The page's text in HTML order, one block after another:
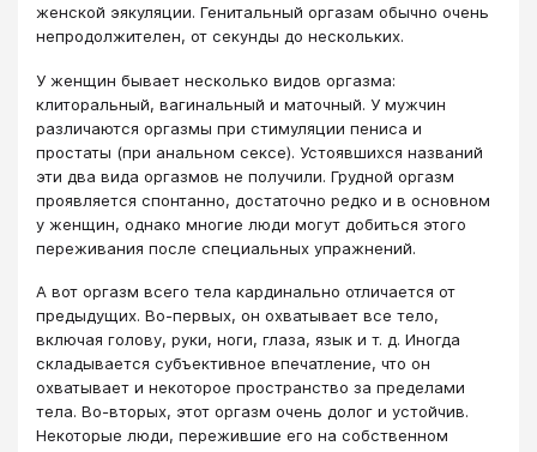
женской эякуляции. Генитальный оргазам обычно очень
непродолжителен, от секунды до нескольких.
У женщин бывает несколько видов оргазма:
клиторальный, вагинальный и маточный. У мужчин
различаются оргазмы при стимуляции пениса и
простаты (при анальном сексе). Устоявшихся названий
эти два вида оргазмов не получили. Грудной оргазм
проявляется спонтанно, достаточно редко и в основном
у женщин, однако многие люди могут добиться этого
переживания после специальных упражнений.
А вот оргазм всего тела кардинально отличается от
предыдущих. Во-первых, он охватывает все тело,
включая голову, руки, ноги, глаза, язык и т. д. Иногда
складывается субъективное впечатление, что он
охватывает и некоторое пространство за пределами
тела. Во-вторых, этот оргазм очень долог и устойчив.
Некоторые люди, пережившие его на собственном